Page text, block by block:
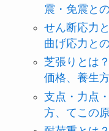
震・免震と
せん断応力
曲げ応力と
芝張りとは
価格、養生
支点・力点
方、てこの